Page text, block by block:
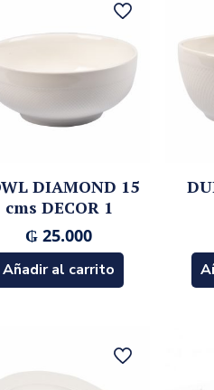
DIAMOND 15
cms DECOR 1
₲ 25.000
Añadir al carrito